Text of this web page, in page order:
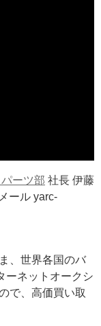
ーツ部 社長 伊藤
ール yarc-
、世界各国のバ
ーネットオークシ
で、高価買い取